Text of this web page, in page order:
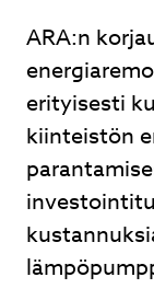
ARA:n
erityisesti
kiinteistön